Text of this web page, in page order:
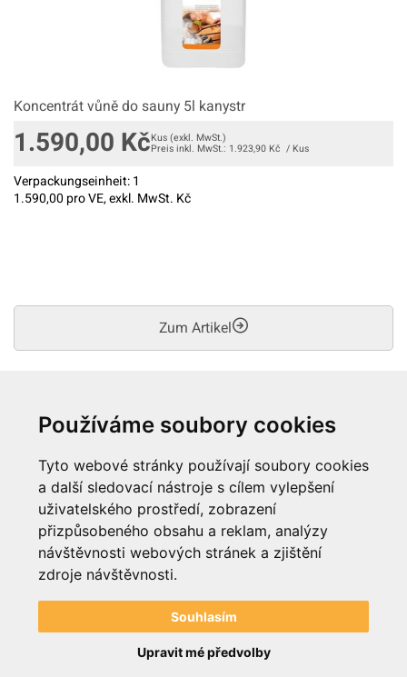
Používáme soubory cookies
Tyto webové stránky používají soubory cookies
a další sledovací nástroje s cílem vylepšení
uživatelského prostředí, zobrazení
přizpůsobeného obsahu a reklam, analýzy
návštěvnosti webových stránek a zjištění
zdroje návštěvnosti.
Souhlasím
Upravit mé předvolby
Koncentrát vůně do sauny 5l kanystr
1.590,00 KčKus (exkl. MwSt.)
Preis inkl. MwSt.: 1.923,90 Kč / Kus
Verpackungseinheit:1
1.590,00 pro VE, exkl. MwSt. Kč
Zum Artikel
Trefferanzahl:
24
48 96
Anzahl Produkte: 3